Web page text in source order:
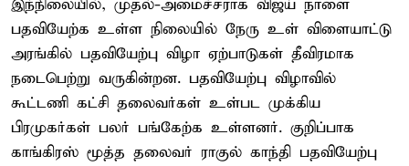
இந்நிலையில், முதல்-அமைச்சராக விஜய் நாளை
பதவியேற்க உள்ள நிலையில் நேரு உள் விளையாட்டு
அரங்கில் பதவியேற்பு விழா ஏற்பாடுகள் தீவிரமாக
நடைபெற்று வருகின்றன. பதவியேற்பு விழாவில்
கூட்டணி கட்சி தலைவர்கள் உள்பட முக்கிய
பிரமுகர்கள் பலர் பங்கேற்க உள்ளனர். குறிப்பாக
காங்கிரஸ் மூத்த தலைவர் ராகுல் காந்தி பதவியேற்பு